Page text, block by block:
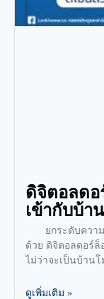
ดิจิตอลด
เข้ากับบ้า
ยกระดับคว
ด้วย ดิจิตอลดอร์
ไม่ว่าจะเป็นบ้าน
ดูเพิ่มเติม »